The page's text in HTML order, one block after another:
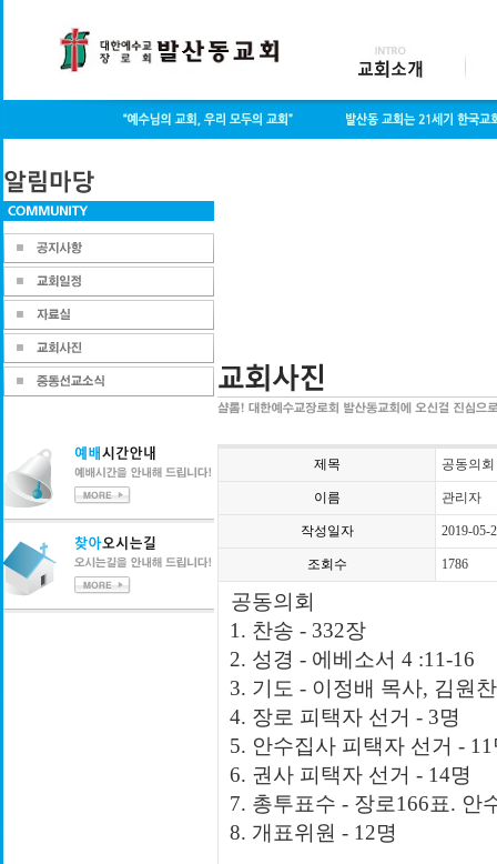
제목 공동의회
이름 관리자
작성일자 2019-05-
조회수 1786
공동의회
1. 찬송 - 332장
2. 성경 - 에베소서 4 :11-16
3. 기도 - 이정배 목사, 김원
4. 장로 피택자 선거 - 3명
5. 안수집사 피택자 선거 -
6. 권사 피택자 선거 - 14명
7. 총투표수 - 장로166표. 안
8. 개표위원 - 12명